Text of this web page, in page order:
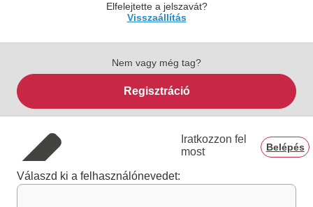
Elfelejtette a jelszavát?
Visszaállítás
Nem vagy még tag?
Regisztráció
Iratkozzon fel
most
Belépés
Válaszd ki a felhasználónevedet: